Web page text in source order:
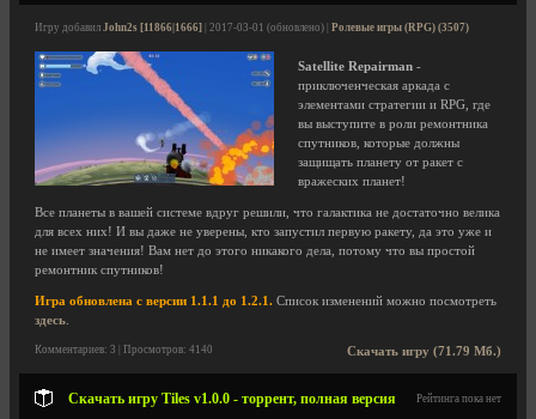
Игру добавил John2s [11866|1666] | 2017-03-01 (обновлено) | Ролевые игры (RPG) (3507)
Satellite Repairman -
приключенческая аркада с
элементами стратегии и RPG, где
вы выступите в роли ремонтника
спутников, которые должны
защищать планету от ракет с
вражеских планет!
Все планеты в вашей системе вдруг решили, что галактика не достаточно велика
для всех них! И вы даже не уверены, кто запустил первую ракету, да это уже и
не имеет значения! Вам нет до этого никакого дела, потому что вы простой
ремонтник спутников!
Игра обновлена с версии 1.1.1 до 1.2.1. Список изменений можно посмотреть
здесь
Скачать игру (71.79 Мб.)
Комментариев: 3 | Просмотров: 4140
Скачать игру Tiles v1.0.0 - торрент, полная версия Рейтинга пока нет